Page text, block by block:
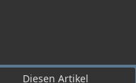
Diesen Artikel